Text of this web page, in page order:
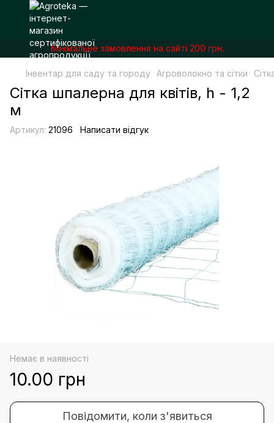
Мінімальне замовлення на сайті 200 грн.
Інвентар для саду та городу Агроволокно та сітки
Сітка шпалерна для квітів, h - 1,2
м
Артикул: 21096 Написати відгук
Немає в наявності
10.00 грн
Повідомити, коли з'явиться